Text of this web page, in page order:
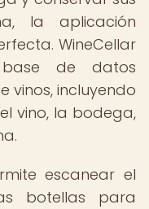
la aplicación
WineCellar
de datos
vinos, incluyendo
vino, la bodega,
escanear el
botellas para